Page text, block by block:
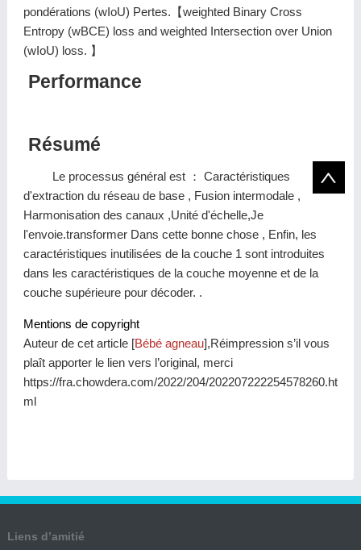
pondérations (wIoU) Pertes.【weighted Binary Cross
Entropy (wBCE) loss and weighted Intersection over Union
(wIoU) loss. 】
Performance
Résumé
Le processus général est ： Caractéristiques
d'extraction du réseau de base , Fusion intermodale ,
Harmonisation des canaux ,Unité d'échelle,Je
l'envoie.transformer Dans cette bonne chose , Enfin, les
caractéristiques inutilisées de la couche 1 sont introduites
dans les caractéristiques de la couche moyenne et de la
couche supérieure pour décoder. .
Mentions de copyright
Auteur de cet article [Bébé agneau],Réimpression s’il vous
plaît apporter le lien vers l’original, merci
https://fra.chowdera.com/2022/204/202207222254578260.ht
ml
Liens d’amitié